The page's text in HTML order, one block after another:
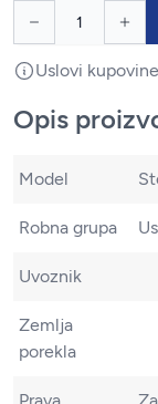
Uslovi
Opis
Model
Robna grupa
Uvoznik
Zemlja
porekla